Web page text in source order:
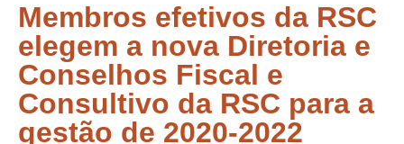
Membros efetivos da RSC
elegem a nova Diretoria e
Conselhos Fiscal e
Consultivo da RSC para a
gestão de 2020-2022